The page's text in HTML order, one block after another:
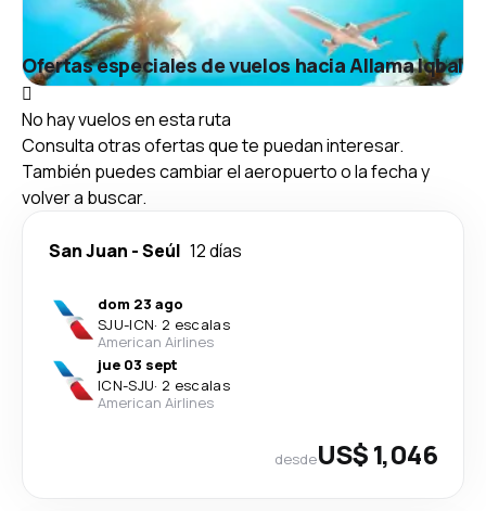
Ofertas especiales de vuelos hacia Allama Iqbal
No hay vuelos en esta ruta
Consulta otras ofertas que te puedan interesar.
También puedes cambiar el aeropuerto o la fecha y
volver a buscar.
San Juan -Seúl 12 días
dom 23 ago
SJU-ICN· 2 escalas
American Airlines
jue 03 sept
ICN-SJU· 2 escalas
American Airlines
desdeUS$ 1,046